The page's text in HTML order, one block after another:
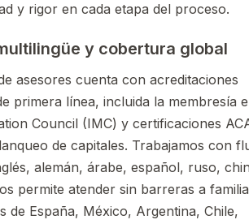
y rigor en cada etapa del proceso.
y cobertura global
asesores cuenta con acreditaciones
primera línea, incluida la membresía
Council (IMC) y certificaciones
de capitales. Trabajamos con
alemán, árabe, español, ruso,
permite atender sin barreras a
de España, México, Argentina, Chile,